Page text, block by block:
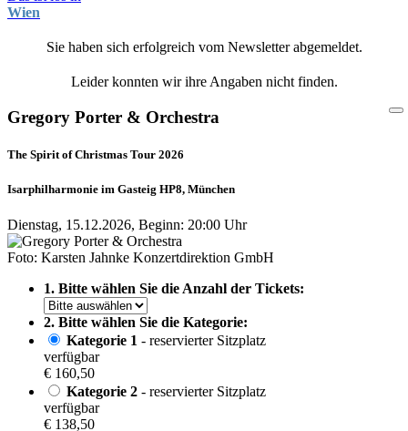
Wien
Sie haben sich erfolgreich vom Newsletter abgemeldet.
Leider konnten wir ihre Angaben nicht finden.
Gregory Porter & Orchestra
The Spirit of Christmas Tour 2026
Isarphilharmonie im Gasteig HP8, München
Dienstag, 15.12.2026, Beginn: 20:00 Uhr
Foto: Karsten Jahnke Konzertdirektion GmbH
1. Bitte wählen Sie die Anzahl der Tickets:
2. Bitte wählen Sie die Kategorie:
Kategorie 1 - reservierter Sitzplatz
verfügbar
€ 160,50
Kategorie 2 - reservierter Sitzplatz
verfügbar
€ 138,50